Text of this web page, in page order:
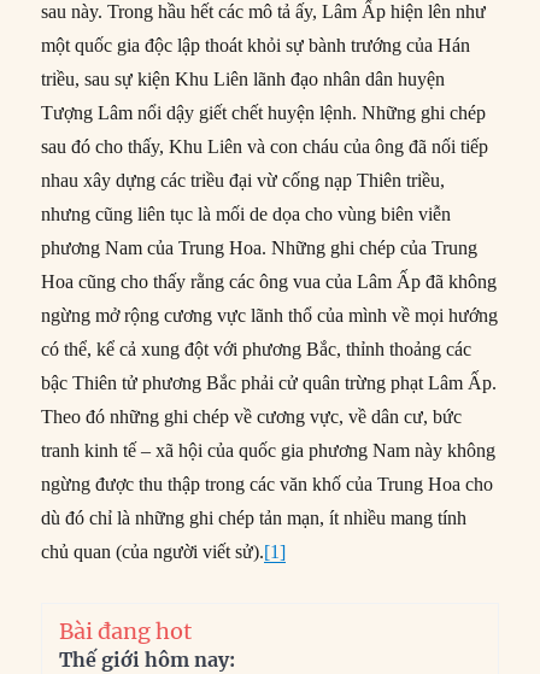
sau này. Trong hầu hết các mô tả ấy, Lâm Ấp hiện lên như
một quốc gia độc lập thoát khỏi sự bành trướng của Hán
triều, sau sự kiện Khu Liên lãnh đạo nhân dân huyện
Tượng Lâm nổi dậy giết chết huyện lệnh. Những ghi chép
sau đó cho thấy, Khu Liên và con cháu của ông đã nối tiếp
nhau xây dựng các triều đại vừ cống nạp Thiên triều,
nhưng cũng liên tục là mối de dọa cho vùng biên viễn
phương Nam của Trung Hoa. Những ghi chép của Trung
Hoa cũng cho thấy rằng các ông vua của Lâm Ấp đã không
ngừng mở rộng cương vực lãnh thổ của mình về mọi hướng
có thể, kể cả xung đột với phương Bắc, thỉnh thoảng các
bậc Thiên tử phương Bắc phải cử quân trừng phạt Lâm Ấp.
Theo đó những ghi chép về cương vực, về dân cư, bức
tranh kinh tế – xã hội của quốc gia phương Nam này không
ngừng được thu thập trong các văn khố của Trung Hoa cho
dù đó chỉ là những ghi chép tản mạn, ít nhiều mang tính
chủ quan (của người viết sử).[1]
Bài đang hot
Thế giới hôm nay: